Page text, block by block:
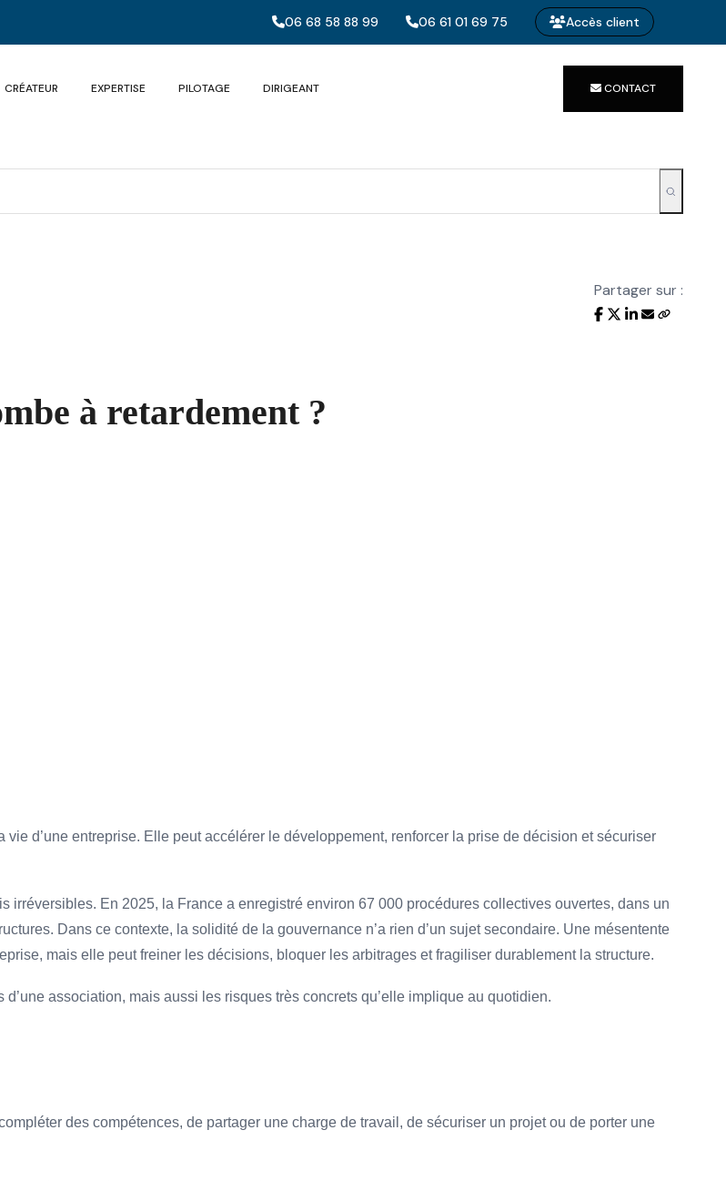
06 68 58 88 99 06 61 01 69 75 Accès client
CRÉATEUR EXPERTISE PILOTAGE DIRIGEANT CONTACT
Partager sur :
à retardement ?
d’une entreprise. Elle peut accélérer le développement, renforcer la prise de décision et sécuriser
irréversibles. En 2025, la France a enregistré environ 67 000 procédures collectives ouvertes, dans un
Dans ce contexte, la solidité de la gouvernance n’a rien d’un sujet secondaire. Une mésentente
mais elle peut freiner les décisions, bloquer les arbitrages et fragiliser durablement la structure.
association, mais aussi les risques très concrets qu’elle implique au quotidien.
des compétences, de partager une charge de travail, de sécuriser un projet ou de porter une